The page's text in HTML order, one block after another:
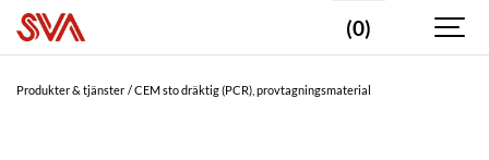
(0)
Produkter & tjänster CEM sto dräktig (PCR), provtagningsmaterial